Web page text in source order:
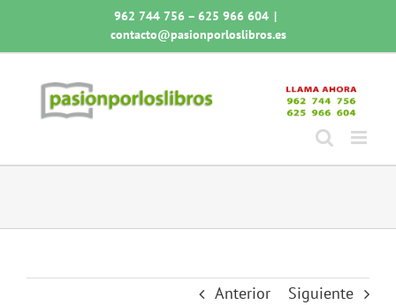
contenido
962 744 756 – 625 966 604 |
contacto@pasionporloslibros.es
Anterior Siguiente